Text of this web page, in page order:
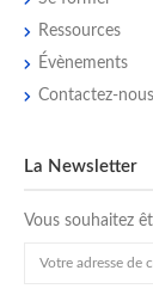
Ressources
Évènements
Contactez-nous
La Newsletter
Vous souhaitez